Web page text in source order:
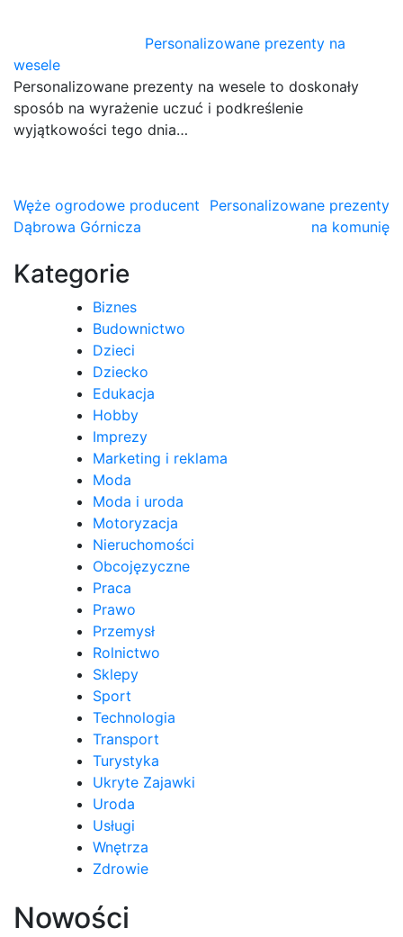
Personalizowane prezenty na
wesele
Personalizowane prezenty na wesele to doskonały
sposób na wyrażenie uczuć i podkreślenie
wyjątkowości tego dnia…
Nawigacja
wpisu
Węże ogrodowe producent
Dąbrowa Górnicza
Personalizowane prezenty
na komunię
Kategorie
Biznes
Budownictwo
Dzieci
Dziecko
Edukacja
Hobby
Imprezy
Marketing i reklama
Moda
Moda i uroda
Motoryzacja
Nieruchomości
Obcojęzyczne
Praca
Prawo
Przemysł
Rolnictwo
Sklepy
Sport
Technologia
Transport
Turystyka
Ukryte Zajawki
Uroda
Usługi
Wnętrza
Zdrowie
Nowości